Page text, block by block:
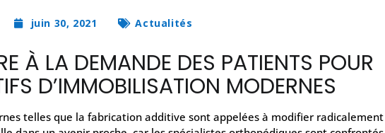
juin 30, 2021 Actualités
À LA DEMANDE DES PATIENTS POUR
D’IMMOBILISATION MODERNES
telles que la fabrication additive sont appelées à modifier radicalement